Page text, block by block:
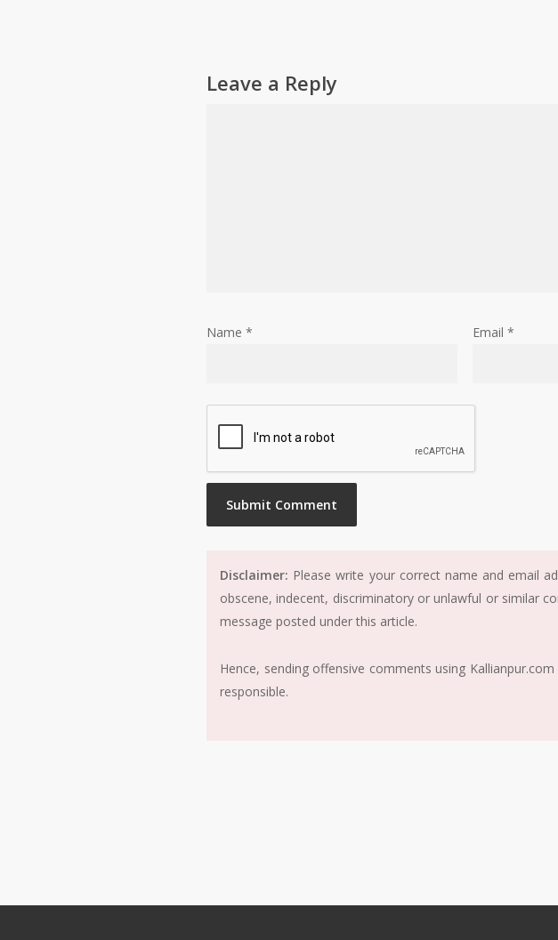
Leave a Reply
Name * Email*
Disclaimer: Please write your correct name and email
obscene, indecent, discriminatory or unlawful or similar
message posted under this article.
Hence, sending offensive comments using
responsible.